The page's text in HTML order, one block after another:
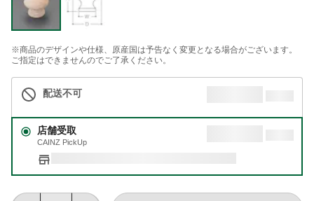
※商品のデザインや仕様、原産国は予告なく変更となる場合がございます。
ご指定はできませんのでご了承ください。
配送不可
店舗受取
CAINZ PickUp